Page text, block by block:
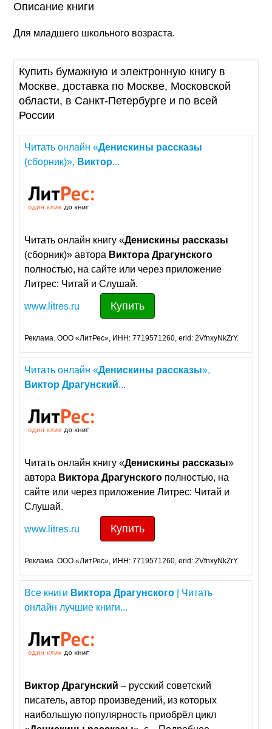
Описание книги
Для младшего школьного возраста.
Купить бумажную и электронную книгу в
Москве, доставка по Москве, Московской
области, в Санкт-Петербурге и по всей
России
Читать онлайн «Денискины рассказы
(сборник)», Виктор...
Читать онлайн книгу «Денискины рассказы
(сборник)» автора Виктора Драгунского
полностью, на сайте или через приложение
Литрес: Читай и Слушай.
www.litres.ru Купить
Реклама. ООО «ЛитРес», ИНН: 7719571260, erid: 2VfnxyNkZrY.
Читать онлайн «Денискины рассказы»,
Виктор Драгунский...
Читать онлайн книгу «Денискины рассказы»
автора Виктора Драгунского полностью, на
сайте или через приложение Литрес: Читай и
Слушай.
www.litres.ru Купить
Реклама. ООО «ЛитРес», ИНН: 7719571260, erid: 2VfnxyNkZrY.
Все книги Виктора Драгунского | Читать
онлайн лучшие книги...
Виктор Драгунский – русский советский
писатель, автор произведений, из которых
наибольшую популярность приобрёл цикл